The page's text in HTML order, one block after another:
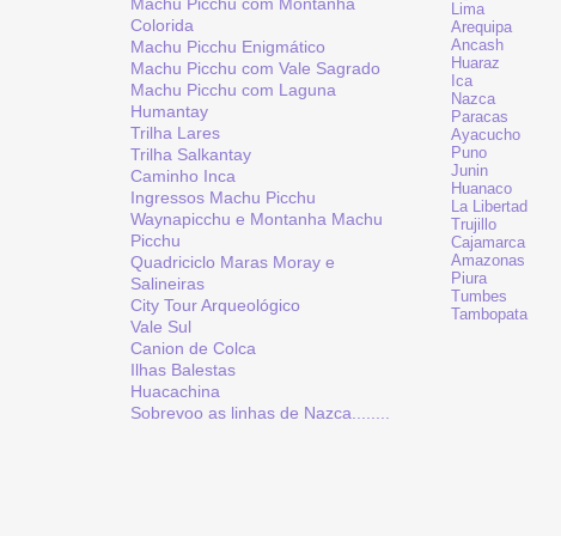
Colorida
Machu Picchu Enigmático
Machu Picchu com Vale Sagrado
Machu Picchu com Laguna
Humantay
Trilha Lares
Trilha Salkantay
Caminho Inca
Ingressos Machu Picchu
Waynapicchu e Montanha Machu
Picchu
Quadriciclo Maras Moray e
Salineiras
City Tour Arqueológico
Vale Sul
Canion de Colca
Ilhas Balestas
Huacachina
Sobrevoo as linhas de Nazca........
Lima
Arequipa
Ancash
Huaraz
Ica
Nazca
Paracas
Ayacucho
Puno
Junin
Huanaco
La Libertad
Trujillo
Cajamarca
Amazonas
Piura
Tumbes
Tambopata